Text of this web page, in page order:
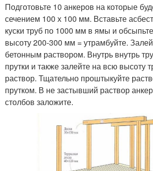
Подготовьте 10 анкеров на которые
сечением 100 х 100 мм. Вставьте
куски труб по 1000 мм в ямы и
высоту 200-300 мм = утрамбуйте.
бетонным раствором. Внутрь внутрь
прутки и также залейте на всю высоту
раствор. Тщательно проштыкуйте
прутком. В не застывший раствор
столбов заложите.